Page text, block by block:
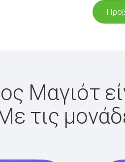
Μαγιότ
τις